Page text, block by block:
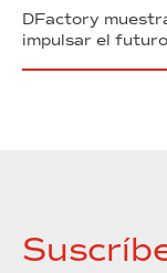
DFactory
impulsar el